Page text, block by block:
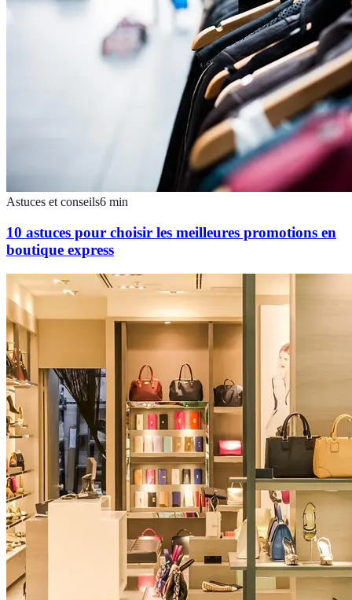
Astuces et conseils6 min
10 astuces pour choisir les meilleures promotions en
boutique express